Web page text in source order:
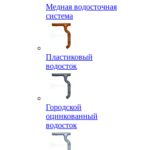
Медная водосточная
система
Пластиковый
водосток
Городской
оцинкованный
водосток